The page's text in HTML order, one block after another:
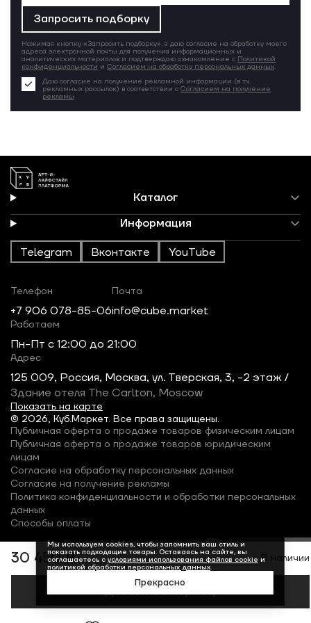
30 450 ₽ В наличии
Добавить в корзину
Запросить подборку
Нажимая кнопку «Запросить подборку», я даю согласие на обработку моего
адреса электронной почты для получения информационных и
аналитических материалов и подтверждаю ознакомление с Политикой
конфиденциальности и Согласием на обработку персональных данных.
Даю согласие на получение рекламной информации (в т.ч.
рекламных рассылок) в соответствии с Согласием на получение
рекламы
Каталог
Информация
Telegram Вконтакте YouTube
© 2026, Куб.Маркет. Все права защищены.
Телефон
+7 906 078-85-06
Почта
info@cube.market
Работаем
Пн-Пт c 12:00 до 21:00
Адрес
125 009, Россия, Москва, ул. Тверская, 3, -2 этаж /
Здание отеля The Carlton, Moscow
Показать на карте
Публичная оферта о продаже товаров физическим лицам
Публичная оферта о продаже товаров юридическим
лицам
Согласие на обработку персональных данных
Согласие на получение рекламы
Политика конфиденциальности и обработки персональных
данных
Способы оплаты
Мы используем cookies, чтобы запомнить ваш стиль и
показать подходящие товары. Оставаясь на сайте, вы
соглашаетесь с условиями использования файлов cookie и
политикой обработки персональных данных.
Прекрасно